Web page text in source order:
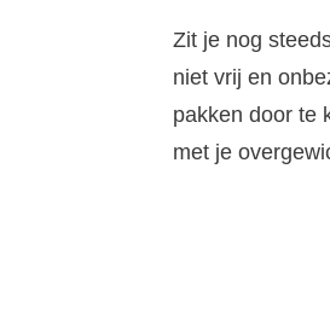
Zit je nog
niet vrij en
pakken door te
met je